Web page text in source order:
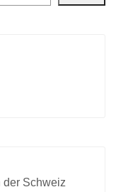
der Schweiz